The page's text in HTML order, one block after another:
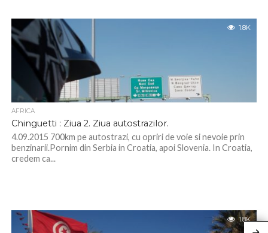
1.8K
AFRICA
Chinguetti : Ziua 2. Ziua autostrazilor.
4.09.2015 700km pe autostrazi, cu opriri de voie si nevoie prin
benzinarii.Pornim din Serbia in Croatia, apoi Slovenia. In Croatia,
credem ca...
1.8K